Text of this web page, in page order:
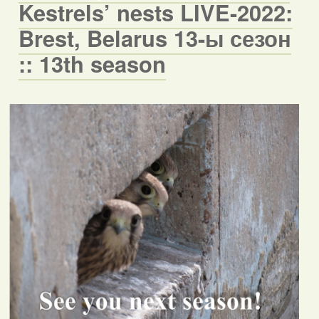
Kestrels’ nests LIVE-2022:
Brest, Belarus 13-ы сезон
:: 13th season